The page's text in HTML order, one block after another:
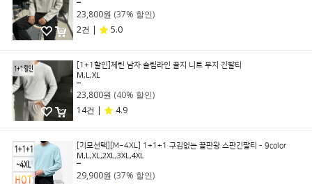
23,800원 (37% 할인)
2건 |
5.0
[1+1할인]제린 남자 슬림라인 골지 니트 무지 긴팔티
M,L,XL
23,800원 (40% 할인)
14건 |
4.9
[기모선택][M~4XL] 1+1+1 구김없는 끝판왕 스판긴팔티 - 9color
M,L,XL,2XL,3XL,4XL
29,900원 (37% 할인)